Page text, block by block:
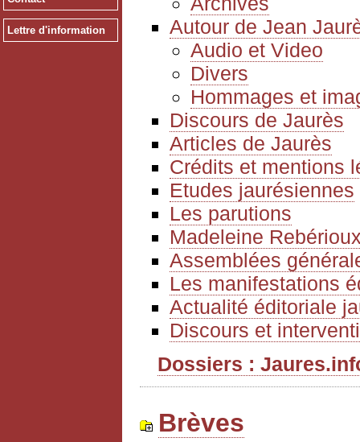
Lettre d'information
Autour de Jean
Audio et Video
Divers
Hommages et
Discours de Jaurès
Articles de Jaurès
Crédits et mentions
Etudes jaurésiennes
Les parutions
Madeleine
Assemblées
Les manifestations
Actualité éditoriale
Discours et
Dossiers :
Brèves